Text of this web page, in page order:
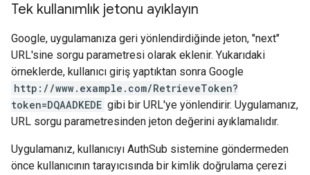
Tek kullanımlık jetonu ayıklayın
Google, uygulamanıza geri yönlendirdiğinde jeton, "next"
URL'sine sorgu parametresi olarak eklenir. Yukarıdaki
örneklerde, kullanıcı giriş yaptıktan sonra Google
http://www.example.com/RetrieveToken?
token=DQAADKEDE gibi bir URL'ye yönlendirir. Uygulamanız,
URL sorgu parametresinden jeton değerini ayıklamalıdır.
Uygulamanız, kullanıcıyı AuthSub sistemine göndermeden
önce kullanıcının tarayıcısında bir kimlik doğrulama çerezi